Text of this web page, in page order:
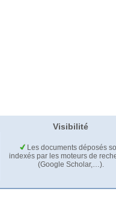
Visibilité
Les documents déposés
indexés par les moteurs de
(Google Scholar,…).